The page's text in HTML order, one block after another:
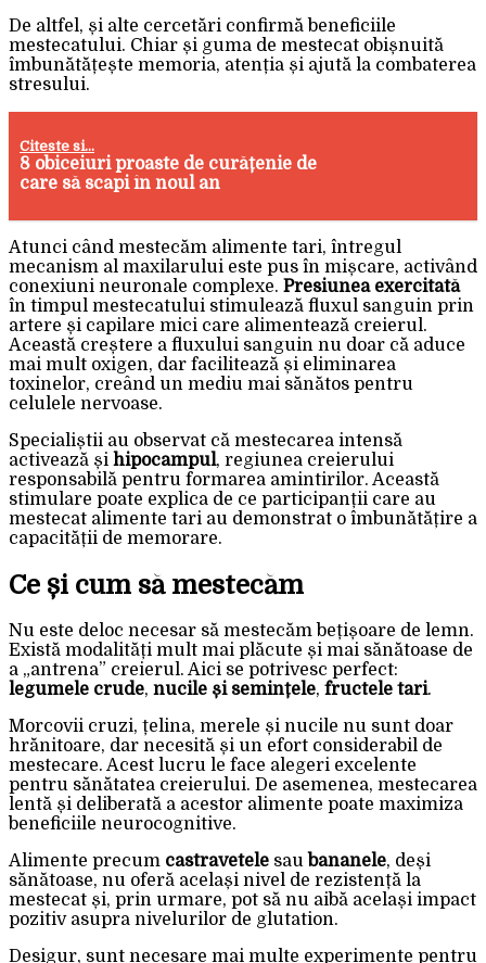
De altfel, și alte cercetări confirmă beneficiile
mestecatului. Chiar și guma de mestecat obișnuită
îmbunătățește memoria, atenția și ajută la combaterea
stresului.
Citeste si...
8 obiceiuri proaste de curățenie de
care să scapi în noul an
Atunci când mestecăm alimente tari, întregul
mecanism al maxilarului este pus în mișcare, activând
conexiuni neuronale complexe. Presiunea exercitată
în timpul mestecatului stimulează fluxul sanguin prin
artere și capilare mici care alimentează creierul.
Această creștere a fluxului sanguin nu doar că aduce
mai mult oxigen, dar facilitează și eliminarea
toxinelor, creând un mediu mai sănătos pentru
celulele nervoase.
Specialiștii au observat că mestecarea intensă
activează și hipocampul, regiunea creierului
responsabilă pentru formarea amintirilor. Această
stimulare poate explica de ce participanții care au
mestecat alimente tari au demonstrat o îmbunătățire a
capacității de memorare.
Ce și cum să mestecăm
Nu este deloc necesar să mestecăm bețișoare de lemn.
Există modalități mult mai plăcute și mai sănătoase de
a „antrena” creierul. Aici se potrivesc perfect:
legumele crude, nucile și semințele, fructele tari.
Morcovii cruzi, țelina, merele și nucile nu sunt doar
hrănitoare, dar necesită și un efort considerabil de
mestecare. Acest lucru le face alegeri excelente
pentru sănătatea creierului. De asemenea, mestecarea
lentă și deliberată a acestor alimente poate maximiza
beneficiile neurocognitive.
Alimente precum castravetele sau bananele, deși
sănătoase, nu oferă același nivel de rezistență la
mestecat și, prin urmare, pot să nu aibă același impact
pozitiv asupra nivelurilor de glutation.
Desigur, sunt necesare mai multe experimente pentru